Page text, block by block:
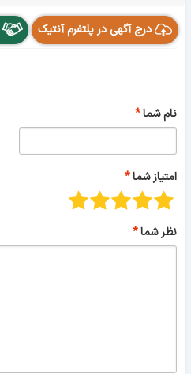
درج آگهی در پلتفرم آنتیک
نام شما
امتیاز شما
نظر شما